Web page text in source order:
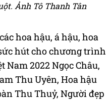
Ảnh Tô Thanh Tân
hoa hậu, á hậu, hoa
hút cho chương trình
Nam 2022 Ngọc Châu,
Thu Uyên, Hoa hậu
Thu Thuỷ, Người đẹp